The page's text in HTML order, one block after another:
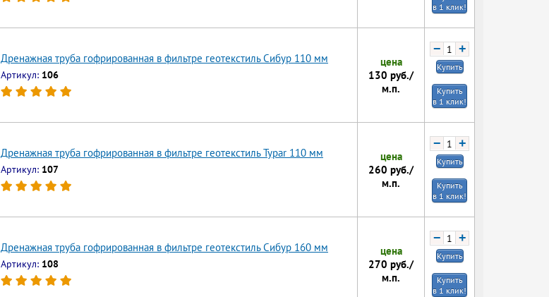
в 1 клик!
Дренажная труба гофрированная в фильтре геотекстиль Сибур 110 мм
Артикул: 106
цена
130 руб./
м.п.
− +
Купить
Купить
в 1 клик!
Дренажная труба гофрированная в фильтре геотекстиль Typar 110 мм
Артикул: 107
цена
260 руб./
м.п.
− +
Купить
Купить
в 1 клик!
Дренажная труба гофрированная в фильтре геотекстиль Сибур 160 мм
Артикул: 108
цена
270 руб./
м.п.
− +
Купить
Купить
в 1 клик!